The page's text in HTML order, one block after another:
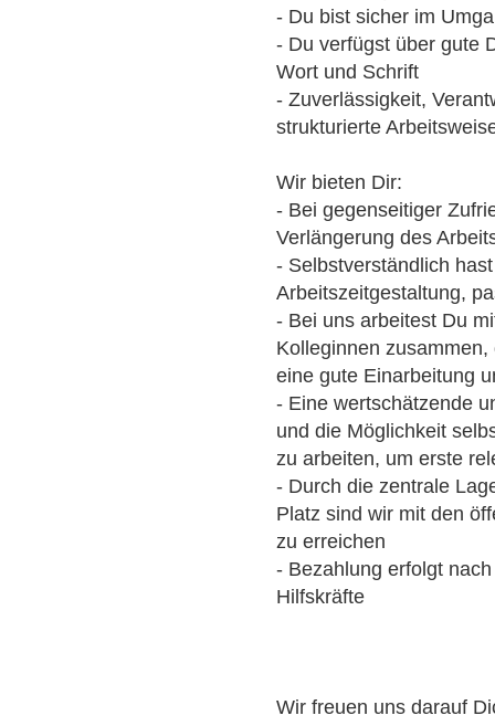
- Du bist sicher im
- Du verfügst über gute
Wort und Schrift
- Zuverlässigkeit,
strukturierte
Wir bieten Dir:
- Bei gegenseitiger
Verlängerung des
- Selbstverständlich
Arbeitszeitgestaltung,
- Bei uns arbeitest Du
Kolleginnen
eine gute Einarbeitung
- Eine wertschätzende
und die Möglichkeit
zu arbeiten, um erste
- Durch die zentrale
Platz sind wir mit den
zu erreichen
- Bezahlung erfolgt
Hilfskräfte
Wir freuen uns darauf